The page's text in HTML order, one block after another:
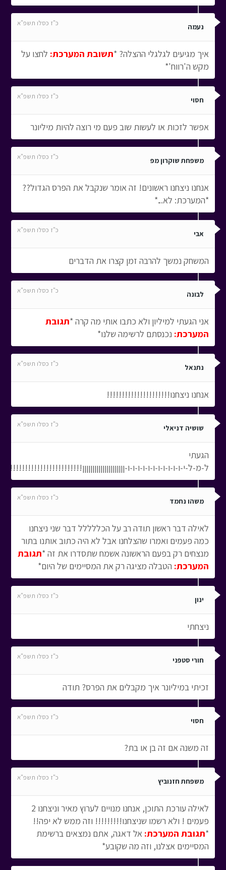
נעמה כ"ז כסלו תשפ"א
איך מגיעים לגלגלי ההצלה? *תשובת המערכת: לחצו על
מקש ה'רווח'*
חסוי כ"ז כסלו תשפ"א
אפשר לזכות או לעשות שוב פעם מי רוצה להיות מיליונר
משפחת שוקרון מפ כ"ז כסלו תשפ"א
אנחנו ניצחנו ראשונים! זה אומר שנקבל את הפרס הגדול??
*המערכת: לא...*
אבי כ"ז כסלו תשפ"א
המשחק נמשך להרבה זמן קצרו את הדברים
לבונה כ"ז כסלו תשפ"א
אני הגעתי למיליון ולא כתבו אותי מה קרה *תגובת
המערכת: נכנסתם לרשימה שלנו*
נתנאל כ"ז כסלו תשפ"א
אנחנו ניצחנו!!!!!!!!!!!!!!!!!!!!!
שושיה דניאלי כ"ז כסלו תשפ"א
הגעתי
ל-מ-ל-י-ו-ו-ו-ו-ו-ו-ו-ו-ו-ו-ו-
משהו נחמד כ"ז כסלו תשפ"א
לאילה דבר ראשון תודה רב על הכללללל דבר שני ניצחנו
כמה פעמים ואמרו שהצלחנו אבל לא היה כתוב אותנו בתור
מנצחים רק בפעם הראשונה אשמח שתסדרו את זה *תגובת
המערכת: הטבלה מציגה רק את המסיימים של היום*
ינון כ"ז כסלו תשפ"א
ניצחתי
חורי סטפני כ"ז כסלו תשפ"א
זכיתי במיליונר איך מקבלים את הפרס? תודה
חסוי כ"ז כסלו תשפ"א
זה משנה אם זה בן או בת?
משפחת חזנוביץ כ"ז כסלו תשפ"א
לאילה עורכת התוכן, אנחנו מנויים לערוץ מאיר וניצחנו 2
פעמים ! ולא רשמו שניצחנו!!!!!!!!! וזה ממש לא יפה!!
*תגובת המערכת: אל דאגה, אתם נמצאים ברשימת
המסיימים אצלנו, וזה מה שקובע*